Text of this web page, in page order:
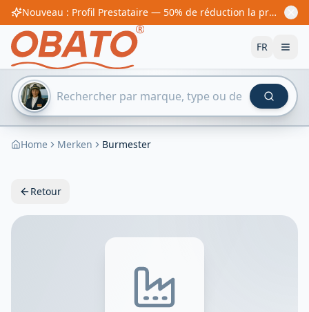
Nouveau : Profil Prestataire — 50% de réduction la première année ! À partir de 60€/an
FR
Home Merken Burmester
Retour